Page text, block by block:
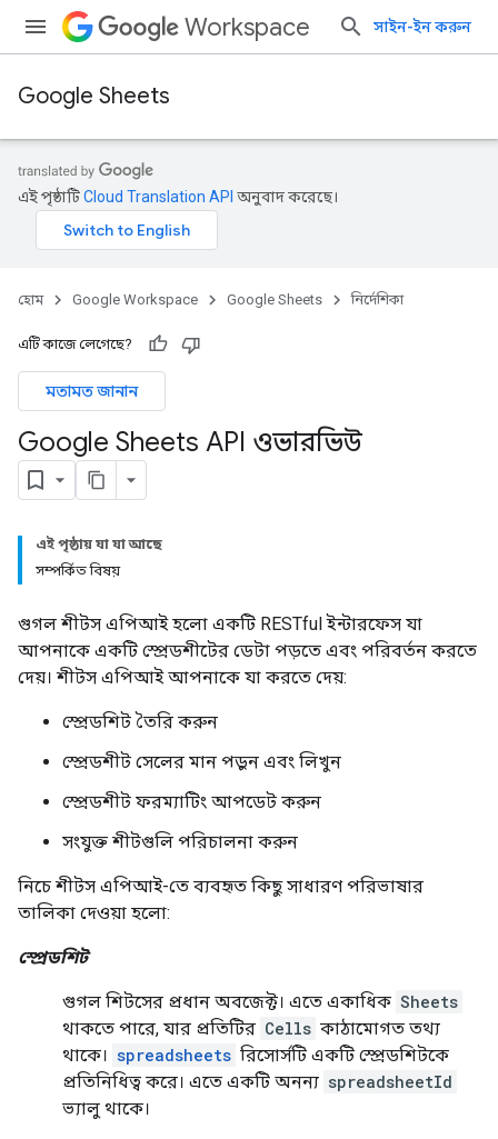
Workspace সাইন-ইন করুন
Google Sheets
এই পৃষ্ঠাটিCloud Translation API অনুবাদ করেছে।
হোম Google Workspace Google Sheets নির্দেশিকা
এটি কাজে লেগেছে?
মতামত জানান
Google Sheets API ওভারভিউ
এই পৃষ্ঠায় যা যা আছে
সম্পর্কিত বিষয়
গুগল শীটস এপিআই হলো একটি RESTful ইন্টারফেস যা
আপনাকে একটি স্প্রেডশীটের ডেটা পড়তে এবং পরিবর্তন করতে
দেয়। শীটস এপিআই আপনাকে যা করতে দেয়:
স্প্রেডশিট তৈরি করুন
স্প্রেডশীট সেলের মান পড়ুন এবং লিখুন
স্প্রেডশীট ফরম্যাটিং আপডেট করুন
সংযুক্ত শীটগুলি পরিচালনা করুন
নিচে শীটস এপিআই-তে ব্যবহৃত কিছু সাধারণ পরিভাষার
তালিকা দেওয়া হলো:
স্প্রেডশিট
গুগল শিটসের প্রধান অবজেক্ট। এতে একাধিক Sheets
থাকতে পারে, যার প্রতিটির Cells কাঠামোগত তথ্য
থাকে। spreadsheets রিসোর্সটি একটি স্প্রেডশিটকে
প্রতিনিধিত্ব করে। এতে একটি অনন্য spreadsheetId
ভ্যালু থাকে।